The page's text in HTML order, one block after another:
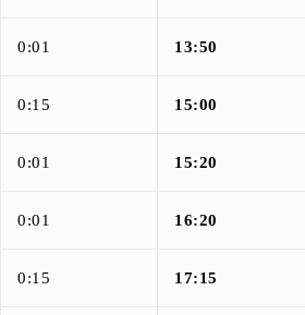
0:01 13:50
0:15 15:00
0:01 15:20
0:01 16:20
0:15 17:15